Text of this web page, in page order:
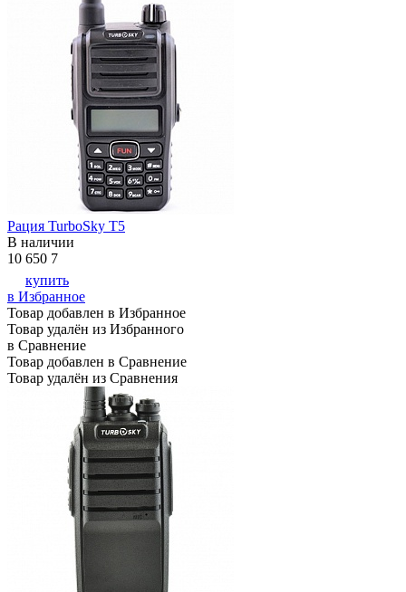
Рация TurboSky T5
В наличии
10 650 7
купить
в Избранное
Товар добавлен в Избранное
Товар удалён из Избранного
в Сравнение
Товар добавлен в Сравнение
Товар удалён из Сравнения